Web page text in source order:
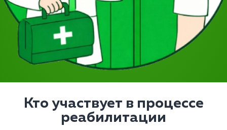
Кто участвует в процессе
реабилитации